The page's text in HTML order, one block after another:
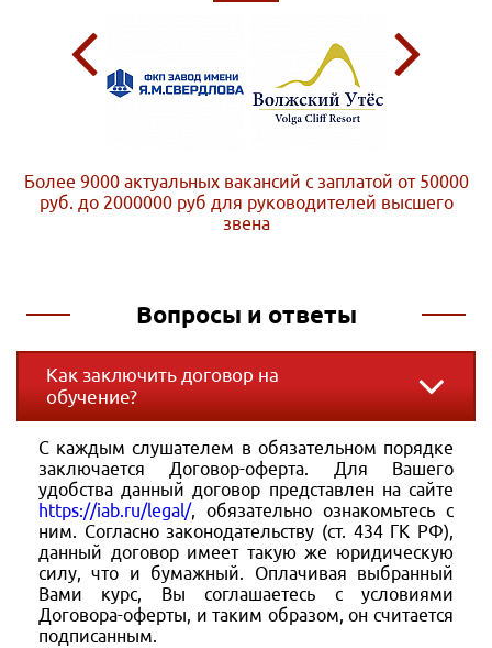
Более 9000 актуальных вакансий с заплатой от 50000
руб. до 2000000 руб для руководителей высшего
звена
Вопросы и ответы
Как заключить договор на
обучение?
С каждым слушателем в обязательном порядке
заключается Договор-оферта. Для Вашего
удобства данный договор представлен на сайте
https://iab.ru/legal/, обязательно ознакомьтесь с
ним. Согласно законодательству (ст. 434 ГК РФ),
данный договор имеет такую же юридическую
силу, что и бумажный. Оплачивая выбранный
Вами курс, Вы соглашаетесь с условиями
Договора-оферты, и таким образом, он считается
подписанным.